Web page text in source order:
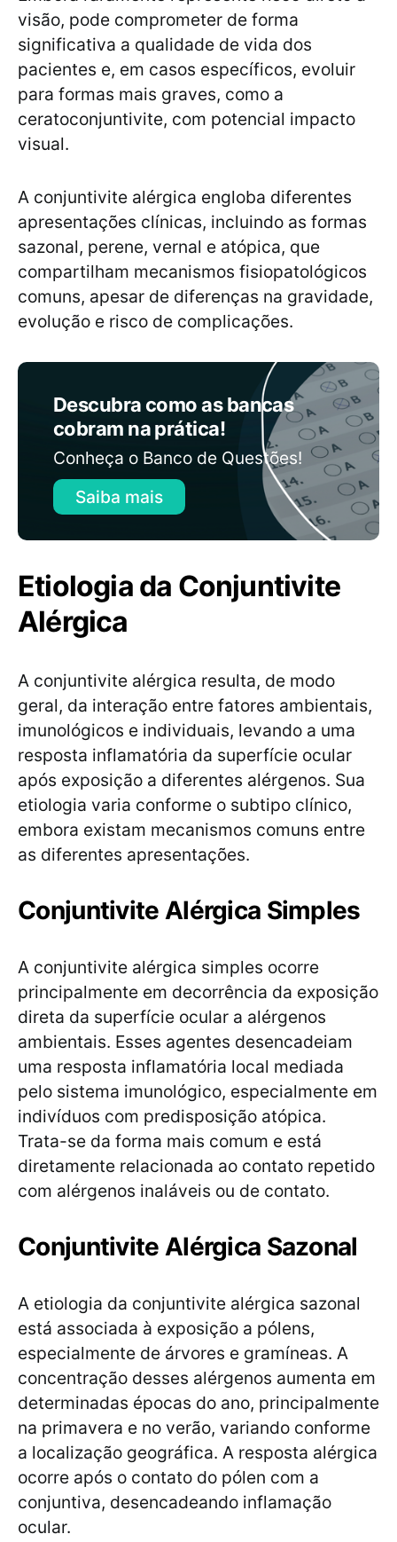
visão, pode comprometer de forma
significativa a qualidade de vida dos
pacientes e, em casos específicos, evoluir
para formas mais graves, como a
ceratoconjuntivite, com potencial impacto
visual.
A conjuntivite alérgica engloba diferentes
apresentações clínicas, incluindo as formas
sazonal, perene, vernal e atópica, que
compartilham mecanismos fisiopatológicos
comuns, apesar de diferenças na gravidade,
evolução e risco de complicações.
Descubra como as bancas
cobram na prática!
Conheça o Banco de Questões!
Saiba mais
Etiologia da Conjuntivite
Alérgica
A conjuntivite alérgica resulta, de modo
geral, da interação entre fatores ambientais,
imunológicos e individuais, levando a uma
resposta inflamatória da superfície ocular
após exposição a diferentes alérgenos. Sua
etiologia varia conforme o subtipo clínico,
embora existam mecanismos comuns entre
as diferentes apresentações.
Conjuntivite Alérgica Simples
A conjuntivite alérgica simples ocorre
principalmente em decorrência da exposição
direta da superfície ocular a alérgenos
ambientais. Esses agentes desencadeiam
uma resposta inflamatória local mediada
pelo sistema imunológico, especialmente em
indivíduos com predisposição atópica.
Trata-se da forma mais comum e está
diretamente relacionada ao contato repetido
com alérgenos inaláveis ou de contato.
Conjuntivite Alérgica Sazonal
A etiologia da conjuntivite alérgica sazonal
está associada à exposição a pólens,
especialmente de árvores e gramíneas. A
concentração desses alérgenos aumenta em
determinadas épocas do ano, principalmente
na primavera e no verão, variando conforme
a localização geográfica. A resposta alérgica
ocorre após o contato do pólen com a
conjuntiva, desencadeando inflamação
ocular.